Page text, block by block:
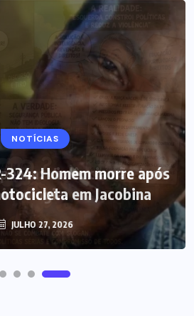
NOTÍCIAS
324: Homem morre após
em Jacobina
JULHO 27, 2026